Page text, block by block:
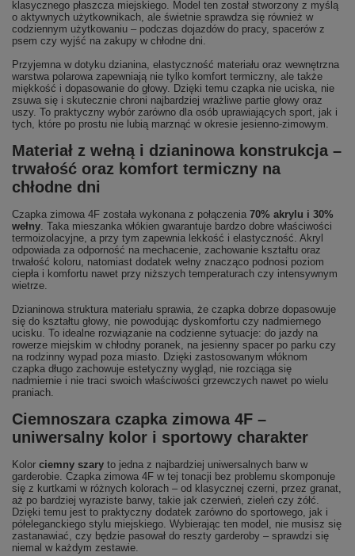
klasycznego płaszcza miejskiego. Model ten został stworzony z myślą
o aktywnych użytkownikach, ale świetnie sprawdza się również w
codziennym użytkowaniu – podczas dojazdów do pracy, spacerów z
psem czy wyjść na zakupy w chłodne dni.
Przyjemna w dotyku dzianina, elastyczność materiału oraz wewnętrzna
warstwa polarowa zapewniają nie tylko komfort termiczny, ale także
miękkość i dopasowanie do głowy. Dzięki temu czapka nie uciska, nie
zsuwa się i skutecznie chroni najbardziej wrażliwe partie głowy oraz
uszy. To praktyczny wybór zarówno dla osób uprawiających sport, jak i
tych, które po prostu nie lubią marznąć w okresie jesienno-zimowym.
Materiał z wełną i dzianinowa konstrukcja –
trwałość oraz komfort termiczny na
chłodne dni
Czapka zimowa 4F została wykonana z połączenia 70% akrylu i 30%
wełny. Taka mieszanka włókien gwarantuje bardzo dobre właściwości
termoizolacyjne, a przy tym zapewnia lekkość i elastyczność. Akryl
odpowiada za odporność na mechacenie, zachowanie kształtu oraz
trwałość koloru, natomiast dodatek wełny znacząco podnosi poziom
ciepła i komfortu nawet przy niższych temperaturach czy intensywnym
wietrze.
Dzianinowa struktura materiału sprawia, że czapka dobrze dopasowuje
się do kształtu głowy, nie powodując dyskomfortu czy nadmiernego
ucisku. To idealne rozwiązanie na codzienne sytuacje: do jazdy na
rowerze miejskim w chłodny poranek, na jesienny spacer po parku czy
na rodzinny wypad poza miasto. Dzięki zastosowanym włóknom
czapka długo zachowuje estetyczny wygląd, nie rozciąga się
nadmiernie i nie traci swoich właściwości grzewczych nawet po wielu
praniach.
Ciemnoszara czapka zimowa 4F –
uniwersalny kolor i sportowy charakter
Kolor ciemny szary to jedna z najbardziej uniwersalnych barw w
garderobie. Czapka zimowa 4F w tej tonacji bez problemu skomponuje
się z kurtkami w różnych kolorach – od klasycznej czerni, przez granat,
aż po bardziej wyraziste barwy, takie jak czerwień, zieleń czy żółć.
Dzięki temu jest to praktyczny dodatek zarówno do sportowego, jak i
półeleganckiego stylu miejskiego. Wybierając ten model, nie musisz się
zastanawiać, czy będzie pasował do reszty garderoby – sprawdzi się
niemal w każdym zestawie.